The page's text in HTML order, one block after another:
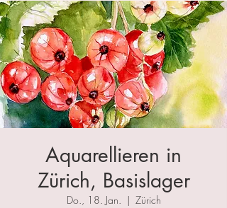
Aquarellieren in
Zürich, Basislager
Do., 18. Jan.
  |
Zürich